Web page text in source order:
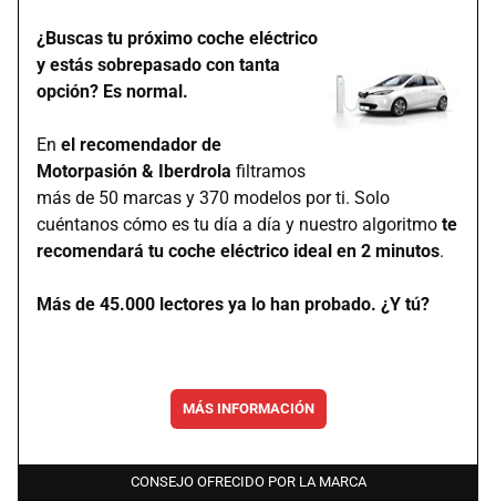
¿Buscas tu próximo coche eléctrico
y estás sobrepasado con tanta
opción? Es normal.
En el recomendador de
Motorpasión & Iberdrola filtramos
más de 50 marcas y 370 modelos por ti. Solo
cuéntanos cómo es tu día a día y nuestro algoritmo te
recomendará tu coche eléctrico ideal en 2 minutos.
Más de 45.000 lectores ya lo han probado. ¿Y tú?
MÁS INFORMACIÓN
CONSEJO OFRECIDO POR LA MARCA